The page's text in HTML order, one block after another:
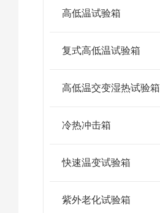
高低温试验箱
复式高低温试验箱
高低温交变湿热试验箱
冷热冲击箱
快速温变试验箱
紫外老化试验箱